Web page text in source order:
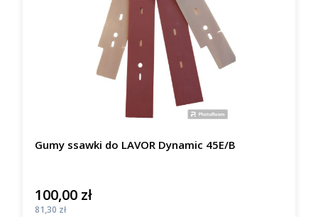
Gumy ssawki do LAVOR Dynamic 45E/B
Cena
100,00 zł
Cena
81,30 zł